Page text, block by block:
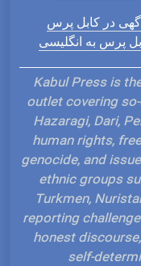
در کابل پرس
پرس به انگلیسی
Kabul Press is
outlet covering
Hazaragi, Dari,
human rights,
genocide, and
ethnic groups
Turkmen,
reporting
honest
self-